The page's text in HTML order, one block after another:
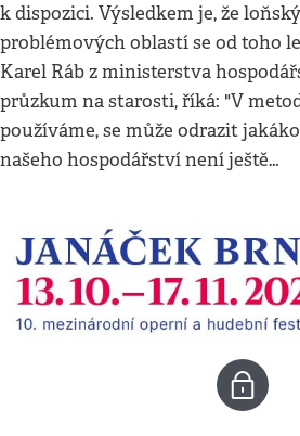
k dispozici. Výsledkem je, že
problémových oblastí se od toho
Karel Ráb z ministerstva
průzkum na starosti, říká: "V
používáme, se může odrazit
našeho hospodářství není ještě…